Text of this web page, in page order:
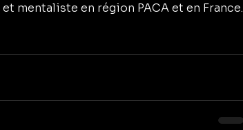
et mentaliste en région PACA et en France.